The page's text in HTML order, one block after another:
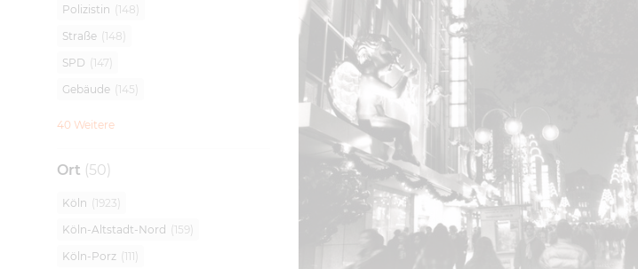
Polizistin (148
Straße (148
SPD (147
Gebäude (145
40 Weitere
Ort (50)
Köln (1923
Köln-Altstadt-Nord (159
Köln-Porz (111